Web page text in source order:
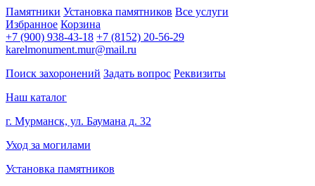
Памятники Установка памятников Все услуги
Избранное Корзина
+7 (900) 938-43-18 +7 (8152) 20-56-29
karelmonument.mur@mail.ru
Поиск захоронений Задать вопрос Реквизиты
Наш каталог
г. Мурманск, ул. Баумана д. 32
Уход за могилами
Установка памятников